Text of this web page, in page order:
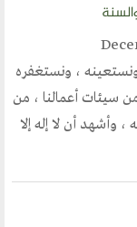
، ونستغفره
سيئات أعمالنا ، من
وأشهد أن لا إله إلا